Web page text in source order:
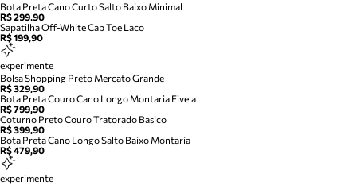
Bota Preta Cano Curto Salto Baixo Minimal
R$ 299,90
Sapatilha Off-White Cap Toe Laco
R$ 199,90
experimente
Bolsa Shopping Preto Mercato Grande
R$ 329,90
Bota Preta Couro Cano Longo Montaria Fivela
R$ 799,90
Coturno Preto Couro Tratorado Basico
R$ 399,90
Bota Preta Cano Longo Salto Baixo Montaria
R$ 479,90
experimente